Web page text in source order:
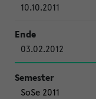
10.10.2011
03.02.2012
SoSe 2011